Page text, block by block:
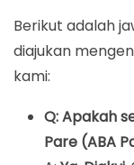
Berikut adalah
diajukan
kami:
Q: Apakah
Pare (ABA